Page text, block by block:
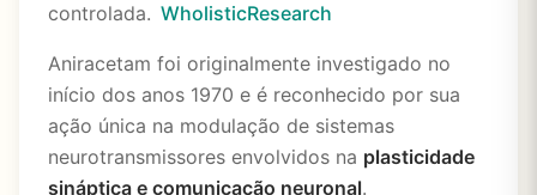
controlada. WholisticResearch
Aniracetam foi originalmente investigado no
início dos anos 1970 e é reconhecido por sua
ação única na modulação de sistemas
neurotransmissores envolvidos na plasticidade
sináptica e comunicação neuronal.